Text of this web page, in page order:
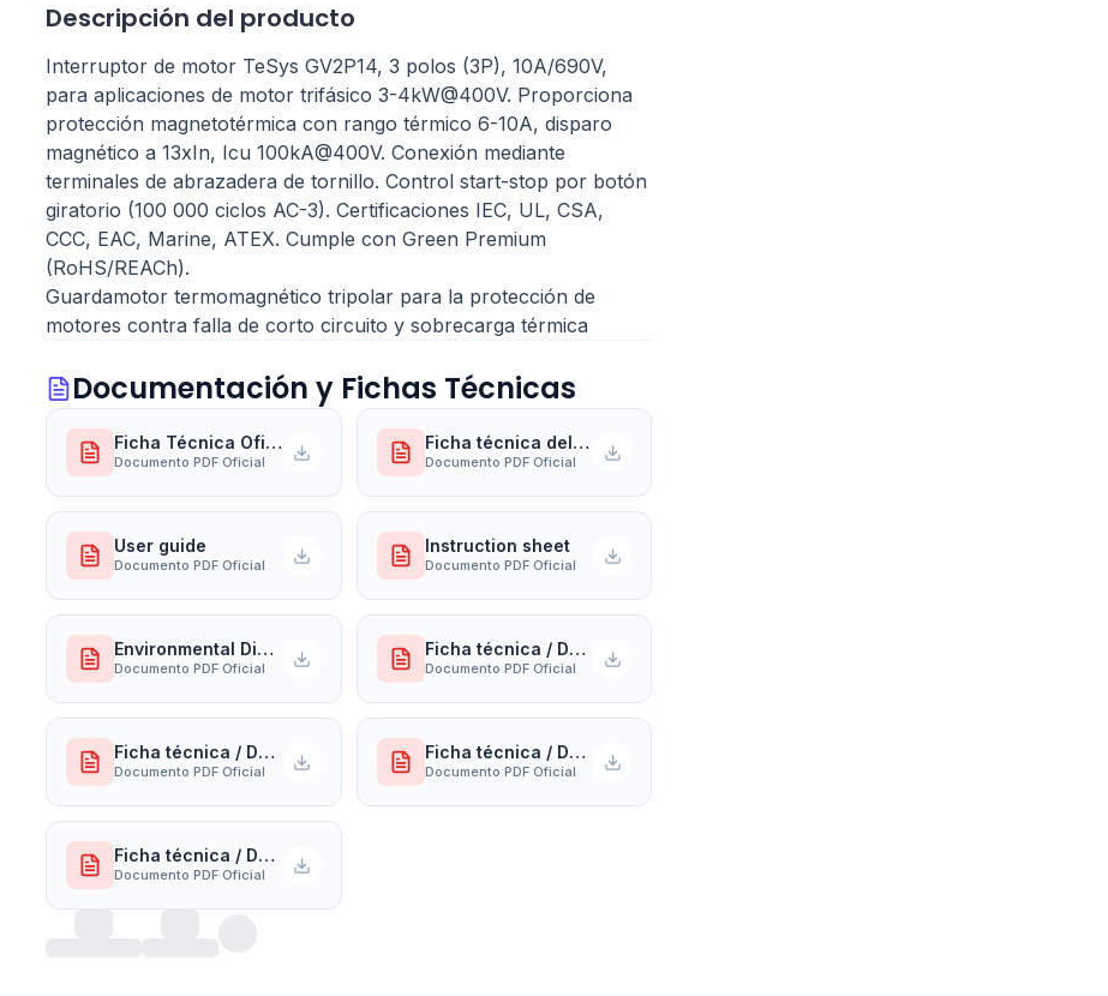
Descripción del producto
Interruptor de motor TeSys GV2P14, 3 polos (3P), 10A/690V,
para aplicaciones de motor trifásico 3-4kW@400V. Proporciona
protección magnetotérmica con rango térmico 6-10A, disparo
magnético a 13xIn, Icu 100kA@400V. Conexión mediante
terminales de abrazadera de tornillo. Control start-stop por botón
giratorio (100 000 ciclos AC-3). Certificaciones IEC, UL, CSA,
CCC, EAC, Marine, ATEX. Cumple con Green Premium
(RoHS/REACh).
Guardamotor termomagnético tripolar para la protección de
motores contra falla de corto circuito y sobrecarga térmica
Documentación y Fichas Técnicas
Ficha Técnica Oficial del Fabricante
Documento PDF Oficial
Ficha técnica del Producto
Documento PDF Oficial
User guide
Documento PDF Oficial
Instruction sheet
Documento PDF Oficial
Environmental Disclosure
Documento PDF Oficial
Ficha técnica / Documento
Documento PDF Oficial
Ficha técnica / Documento
Documento PDF Oficial
Ficha técnica / Documento
Documento PDF Oficial
Ficha técnica / Documento
Documento PDF Oficial